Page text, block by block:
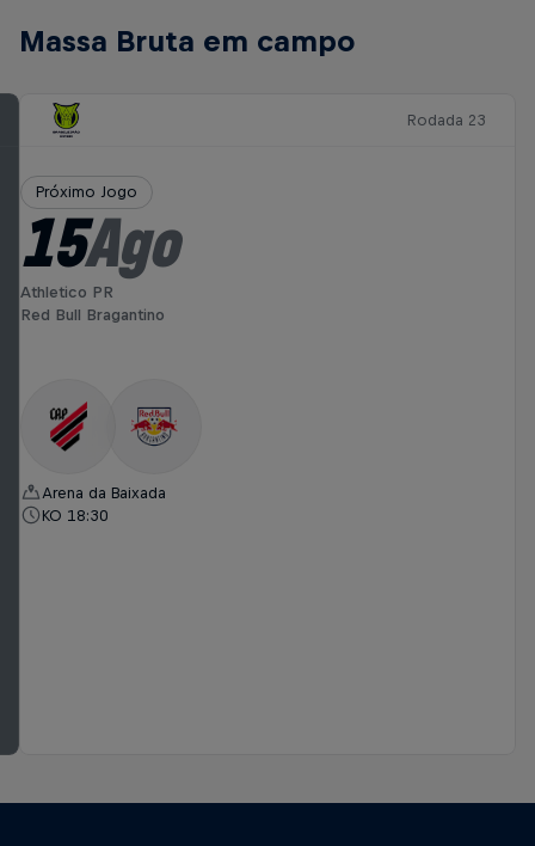
Massa Bruta em campo
Rodada 23
Próximo Jogo
15Ago
Athletico PR
Red Bull Bragantino
Arena da Baixada
KO 18:30